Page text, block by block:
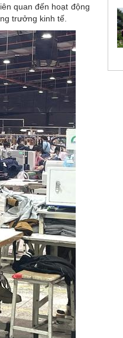
quan đến hoạt động
trưởng kinh tế.